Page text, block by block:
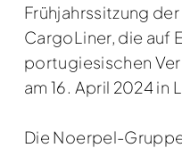
Frühjahrssitzung
CargoLiner, die auf
portugiesischen
am 16. April 2024 in
Die Noerpel-